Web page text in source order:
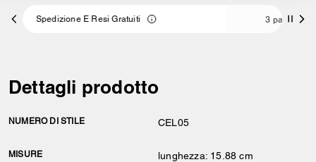
3 pagamenti da 16,33 € a interessi 0% con
Dettagli prodotto
NUMERO DI STILE CEL05
MISURE
lunghezza: 15.88 cm